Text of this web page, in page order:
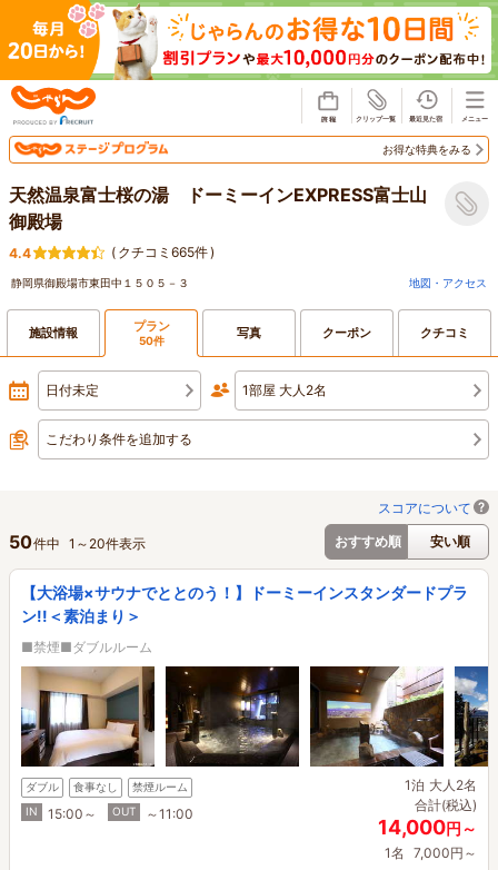
お得な特典をみる
天然温泉富士桜の湯 ドーミーインEXPRESS富士山
御殿場
4.4 ( クチコミ665件)
静岡県御殿場市東田中１５０５－３ 地図・アクセス
施設情報 プラン
50件 写真 クーポン クチコミ
日付未定 1部屋 大人2名
こだわり条件を追加する
スコアについて
おすすめ順
安い順
50件中 1 ～ 20件表示
【大浴場×サウナでととのう！】ドーミーインスタンダードプラ
ン!!＜素泊まり＞
■禁煙■ダブルルーム
ダブル 食事なし
禁煙ルーム
IN
15:00～ OUT ～11:00
1泊 大人2名
合計(税込)
14,000円～
1名 7,000円～